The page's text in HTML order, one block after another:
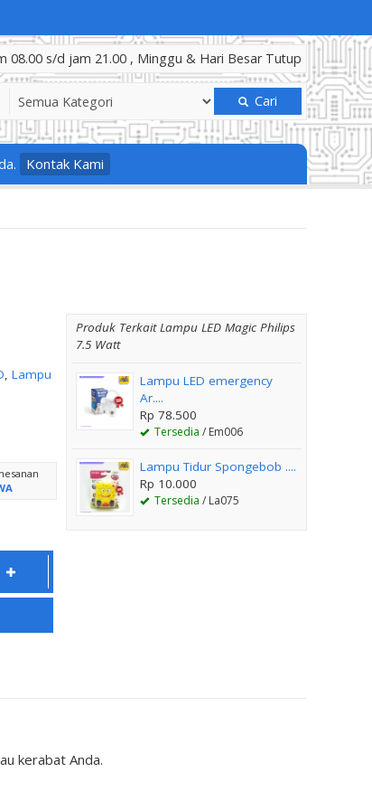
08.00 s/d jam 21.00 , Minggu & Hari Besar Tutup
Cari
Kontak Kami
, Lampu
Produk Terkait Lampu LED Magic Philips
7.5 Watt
Lampu LED emergency
Ar....
Rp 78.500
Tersedia / Em006
Lampu Tidur Spongebob ....
Rp 10.000
Tersedia / La075
kerabat Anda.